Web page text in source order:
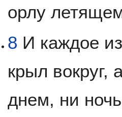
орлу
8 И каждое
крыл вокруг,
днем, ни